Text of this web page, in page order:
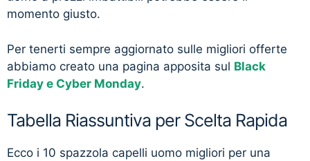
momento giusto.
Per tenerti sempre aggiornato sulle migliori offerte
abbiamo creato una pagina apposita sul Black
Friday e Cyber Monday.
Tabella Riassuntiva per Scelta Rapida
Ecco i 10 spazzola capelli uomo migliori per una